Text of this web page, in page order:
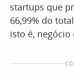
startups que
66,99% do
isto é,